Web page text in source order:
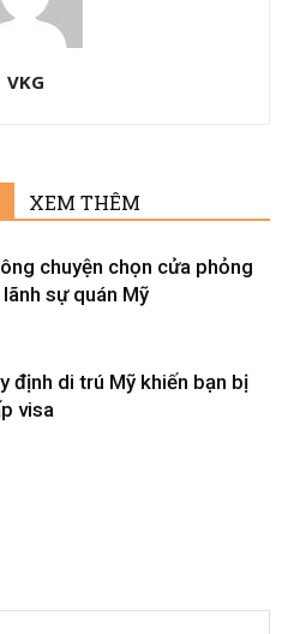
VKG
XEM THÊM
chuyện chọn cửa phỏng
sự quán Mỹ
định di trú Mỹ khiến bạn bị
visa